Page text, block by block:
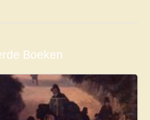
Boeken